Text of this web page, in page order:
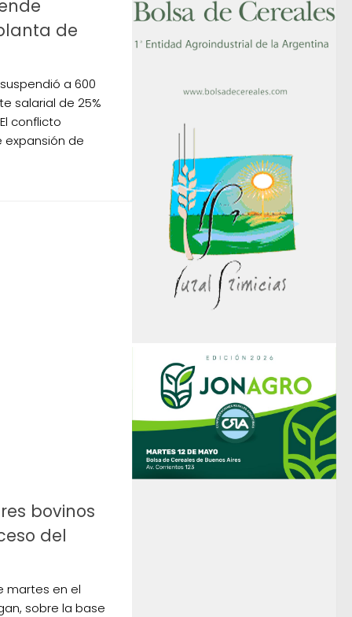
de
a 600
salarial de 25%
conflicto
expansión de
bovinos
del
martes en el
sobre la base